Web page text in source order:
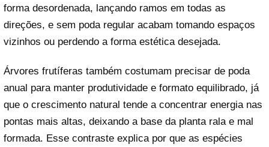
forma desordenada, lançando ramos em todas as
direções, e sem poda regular acabam tomando espaços
vizinhos ou perdendo a forma estética desejada.
Árvores frutíferas também costumam precisar de poda
anual para manter produtividade e formato equilibrado, já
que o crescimento natural tende a concentrar energia nas
pontas mais altas, deixando a base da planta rala e mal
formada. Esse contraste explica por que as espécies